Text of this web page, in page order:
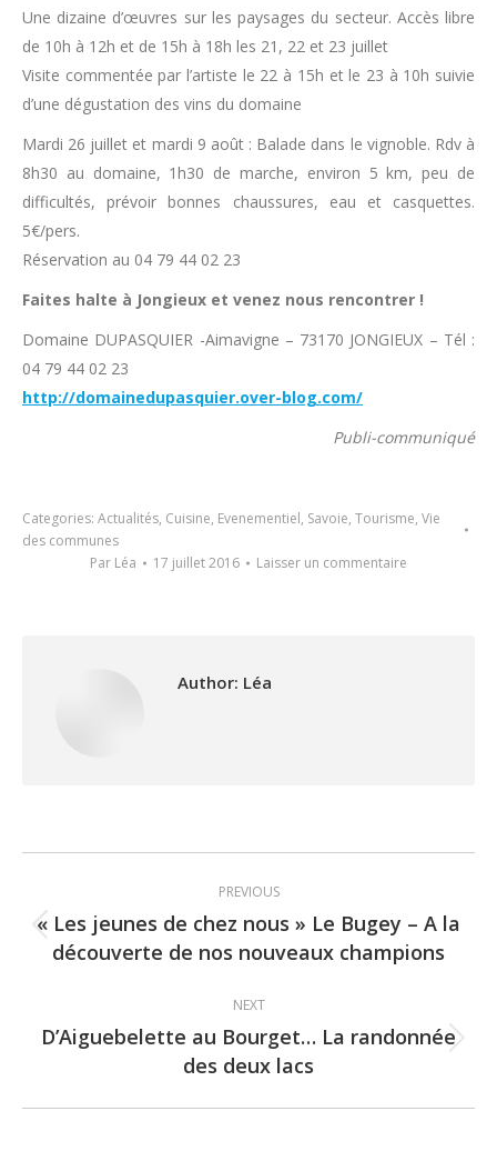
Une dizaine d’œuvres sur les paysages du secteur. Accès libre
de 10h à 12h et de 15h à 18h les 21, 22 et 23 juillet
Visite commentée par l’artiste le 22 à 15h et le 23 à 10h suivie
d’une dégustation des vins du domaine
Mardi 26 juillet et mardi 9 août : Balade dans le vignoble. Rdv à
8h30 au domaine, 1h30 de marche, environ 5 km, peu de
difficultés, prévoir bonnes chaussures, eau et casquettes.
5€/pers.
Réservation au 04 79 44 02 23
Faites halte à Jongieux et venez nous rencontrer !
Domaine DUPASQUIER -Aimavigne – 73170 JONGIEUX – Tél :
04 79 44 02 23
http://domainedupasquier.over-blog.com/
Publi-communiqué
Categories: Actualités, Cuisine, Evenementiel, Savoie, Tourisme, Vie
des communes
Par Léa 17 juillet 2016 Laisser un commentaire
Author: Léa
navigation
PREVIOUS
Previous
post:
« Les jeunes de chez nous » Le Bugey – A la
découverte de nos nouveaux champions
NEXT
Next
post:
D’Aiguebelette au Bourget… La randonnée
des deux lacs